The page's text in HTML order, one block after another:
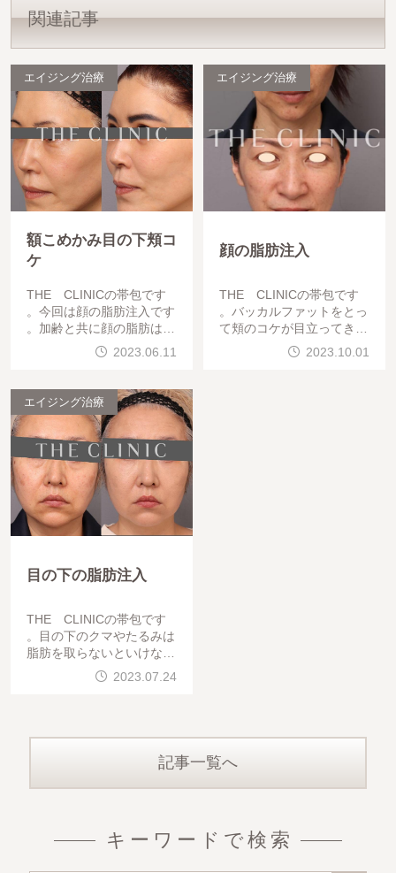
関連記事
エイジング治療
額こめかみ目の下頬コ
ケ
THE CLINICの帯包です
。今回は顔の脂肪注入です
。加齢と共に顔の脂肪は減
少してきます。それによっ
てたるみがでたり、凹んで
郭が凸凹してきたり。。。
脂肪注入す
2023.06.11
エイジング治療
顔の脂肪注入
THE CLINICの帯包です
。バッカルファットをとっ
て頬のコケが目立ってきて
しまったとのことで御来院
された方です。頬がコケて
2023.10.01
エイジング治療
目の下の脂肪注入
THE CLINICの帯包です
。目の下のクマやたるみは
脂肪を取らないといけない
と思ってる方が多いなと最
近感じます。もちろん脂肪
2023.07.24
記事一覧へ
キーワードで検索